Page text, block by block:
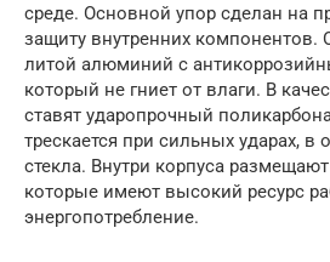
среде. Основной упор сделан на
защиту внутренних компонентов.
литой алюминий с
который не гниет от влаги. В
ставят ударопрочный
трескается при сильных ударах, в
стекла. Внутри корпуса
которые имеют высокий ресурс
энергопотребление.